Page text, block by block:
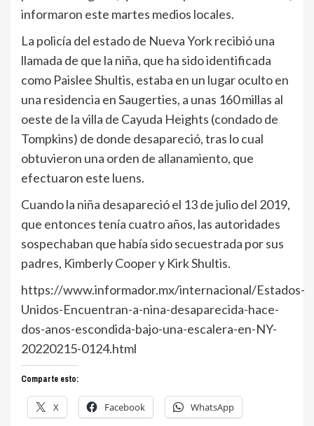
informaron este martes medios locales.
La policía del estado de Nueva York recibió una
llamada de que la niña, que ha sido identificada
como Paislee Shultis, estaba en un lugar oculto en
una residencia en Saugerties, a unas 160 millas al
oeste de la villa de Cayuda Heights (condado de
Tompkins) de donde desapareció, tras lo cual
obtuvieron una orden de allanamiento, que
efectuaron este luens.
Cuando la niña desapareció el 13 de julio del 2019,
que entonces tenía cuatro años, las autoridades
sospechaban que había sido secuestrada por sus
padres, Kimberly Cooper y Kirk Shultis.
https://www.informador.mx/internacional/Estados-
Unidos-Encuentran-a-nina-desaparecida-hace-
dos-anos-escondida-bajo-una-escalera-en-NY-
20220215-0124.html
Comparte esto:
X Facebook WhatsApp